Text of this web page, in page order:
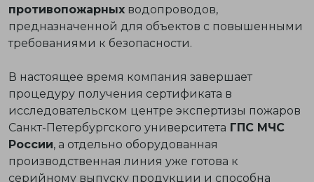
противопожарных водопроводов,
предназначенной для объектов с повышенными
требованиями к безопасности.
В настоящее время компания завершает
процедуру получения сертификата в
исследовательском центре экспертизы пожаров
Санкт-Петербургского университета ГПС МЧС
России, а отдельно оборудованная
производственная линия уже готова к
серийному выпуску продукции и способна